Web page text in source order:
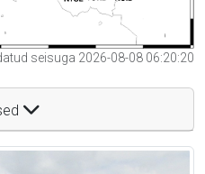
seisuga 2026-08-08 06:20:20